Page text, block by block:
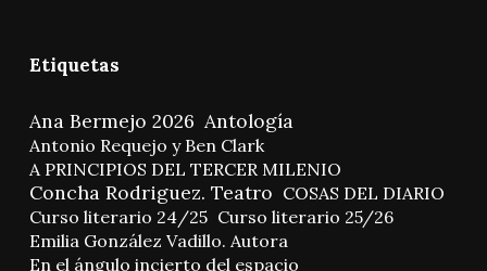
Etiquetas
Ana Bermejo 2026 Antología
Antonio Requejo y Ben Clark
A PRINCIPIOS DEL TERCER MILENIO
Concha Rodriguez. Teatro COSAS DEL DIARIO
Curso literario 24/25 Curso literario 25/26
Emilia González Vadillo. Autora
En el ángulo incierto del espacio